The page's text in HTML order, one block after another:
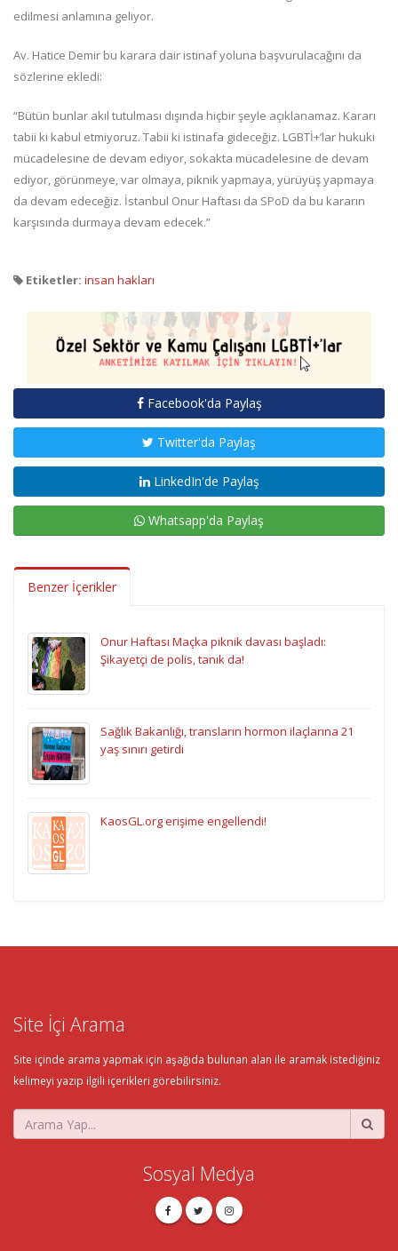
edilmesi anlamına geliyor.
Av. Hatice Demir bu karara dair istinaf yoluna başvurulacağını da
sözlerine ekledi:
“Bütün bunlar akıl tutulması dışında hiçbir şeyle açıklanamaz. Kararı
tabii ki kabul etmiyoruz. Tabii ki istinafa gideceğiz. LGBTİ+’lar hukuki
mücadelesine de devam ediyor, sokakta mücadelesine de devam
ediyor, görünmeye, var olmaya, piknik yapmaya, yürüyüş yapmaya
da devam edeceğiz. İstanbul Onur Haftası da SPoD da bu kararın
karşısında durmaya devam edecek.”
Etiketler: insan hakları
Facebook'da Paylaş
Twitter'da Paylaş
LinkedIn'de Paylaş
Whatsapp'da Paylaş
Benzer İçerikler
Onur Haftası Maçka piknik davası başladı:
Şikayetçi de polis, tanık da!
Sağlık Bakanlığı, transların hormon ilaçlarına 21
yaş sınırı getirdi
KaosGL.org erişime engellendi!
Site İçi Arama
Site içinde arama yapmak için aşağıda bulunan alan ile aramak istediğiniz
kelimeyi yazıp ilgili içerikleri görebilirsiniz.
Sosyal Medya